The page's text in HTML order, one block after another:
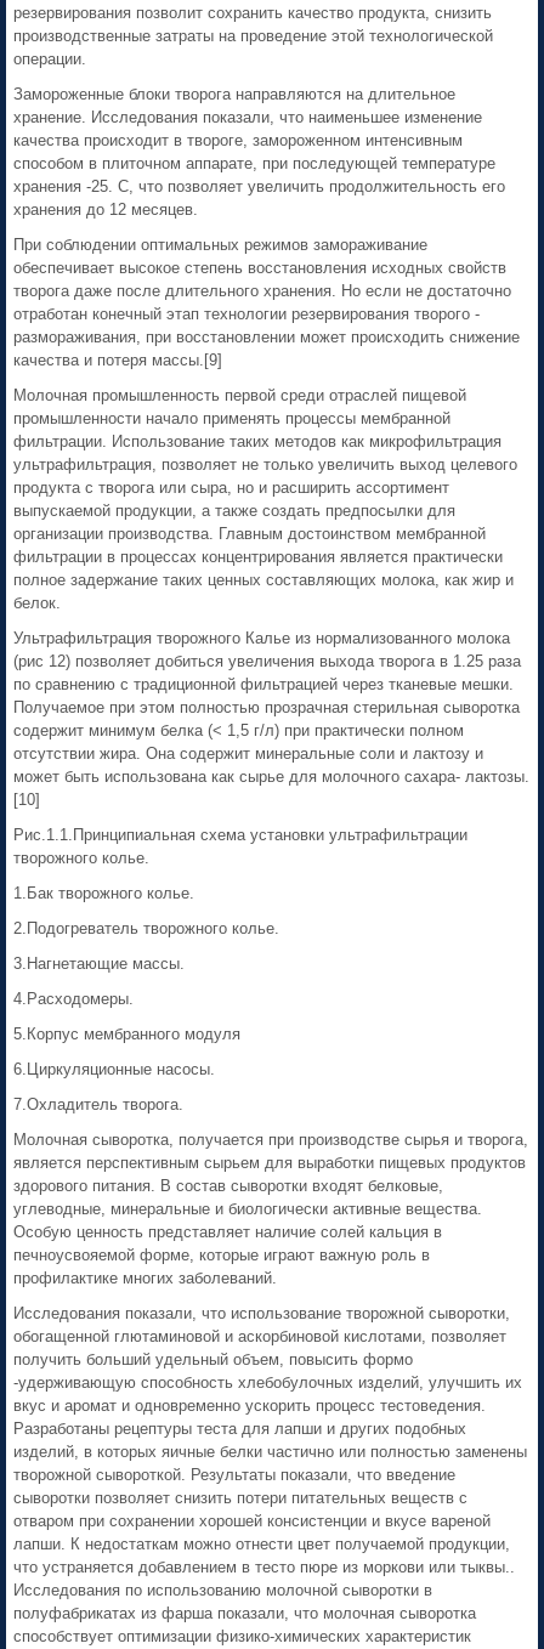
резервирования позволит сохранить качество продукта, снизить
производственные затраты на проведение этой технологической
операции.
Замороженные блоки творога направляются на длительное
хранение. Исследования показали, что наименьшее изменение
качества происходит в твороге, замороженном интенсивным
способом в плиточном аппарате, при последующей температуре
хранения -25. С, что позволяет увеличить продолжительность его
хранения до 12 месяцев.
При соблюдении оптимальных режимов замораживание
обеспечивает высокое степень восстановления исходных свойств
творога даже после длительного хранения. Но если не достаточно
отработан конечный этап технологии резервирования творого -
размораживания, при восстановлении может происходить снижение
качества и потеря массы.[9]
Молочная промышленность первой среди отраслей пищевой
промышленности начало применять процессы мембранной
фильтрации. Использование таких методов как микрофильтрация
ультрафильтрация, позволяет не только увеличить выход целевого
продукта с творога или сыра, но и расширить ассортимент
выпускаемой продукции, а также создать предпосылки для
организации производства. Главным достоинством мембранной
фильтрации в процессах концентрирования является практически
полное задержание таких ценных составляющих молока, как жир и
белок.
Ультрафильтрация творожного Калье из нормализованного молока
(рис 12) позволяет добиться увеличения выхода творога в 1.25 раза
по сравнению с традиционной фильтрацией через тканевые мешки.
Получаемое при этом полностью прозрачная стерильная сыворотка
содержит минимум белка (< 1,5 г/л) при практически полном
отсутствии жира. Она содержит минеральные соли и лактозу и
может быть использована как сырье для молочного сахара- лактозы.
[10]
Рис.1.1.Принципиальная схема установки ультрафильтрации
творожного колье.
1.Бак творожного колье.
2.Подогреватель творожного колье.
3.Нагнетающие массы.
4.Расходомеры.
5.Корпус мембранного модуля
6.Циркуляционные насосы.
7.Охладитель творога.
Молочная сыворотка, получается при производстве сырья и творога,
является перспективным сырьем для выработки пищевых продуктов
здорового питания. В состав сыворотки входят белковые,
углеводные, минеральные и биологически активные вещества.
Особую ценность представляет наличие солей кальция в
печноусвояемой форме, которые играют важную роль в
профилактике многих заболеваний.
Исследования показали, что использование творожной сыворотки,
обогащенной глютаминовой и аскорбиновой кислотами, позволяет
получить больший удельный объем, повысить формо
-удерживающую способность хлебобулочных изделий, улучшить их
вкус и аромат и одновременно ускорить процесс тестоведения.
Разработаны рецептуры теста для лапши и других подобных
изделий, в которых яичные белки частично или полностью заменены
творожной сывороткой. Результаты показали, что введение
сыворотки позволяет снизить потери питательных веществ с
отваром при сохранении хорошей консистенции и вкусе вареной
лапши. К недостаткам можно отнести цвет получаемой продукции,
что устраняется добавлением в тесто пюре из моркови или тыквы..
Исследования по использованию молочной сыворотки в
полуфабрикатах из фарша показали, что молочная сыворотка
способствует оптимизации физико-химических характеристик